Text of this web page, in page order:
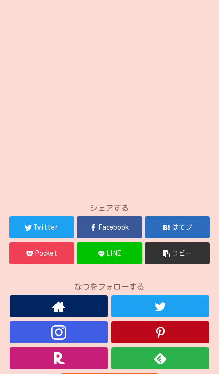
シェアする
Twitter Facebook はてブ
Pocket LINE コピー
なつをフォローする